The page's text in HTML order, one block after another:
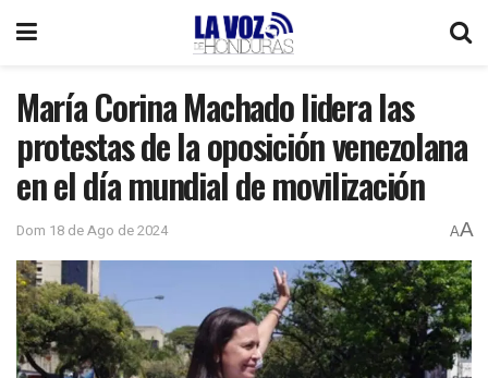
María Corina Machado lidera las
protestas de la oposición venezolana
en el día mundial de movilización
Dom 18 de Ago de 2024 AA